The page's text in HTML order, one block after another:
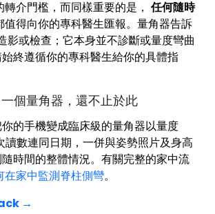
轉介門檻，而同樣重要的是， 任何隨時
值得向你的專科醫生匯報。量角器告訴
影或檢查；它本身並不診斷或量度彎曲
終遵循你的專科醫生給你的具體指
個量角器，還不止於此
的手機變成臨床級的量角器以量度
數連同日期，一併與姿勢照片及身高
時間的整體情況。有關完整的家中流
在家中監測脊柱側彎。
→